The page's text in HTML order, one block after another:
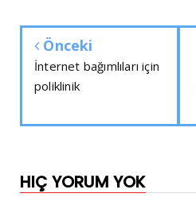
Önceki
İnternet bağımlıları için
poliklinik
HIÇ YORUM YOK